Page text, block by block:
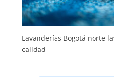
Lavanderías Bogotá norte
calidad